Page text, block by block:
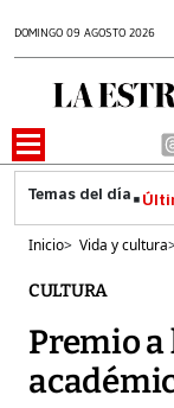
DOMINGO 09 AGOSTO 2026
Inicio> Vida y cultura
CULTURA
Premio a